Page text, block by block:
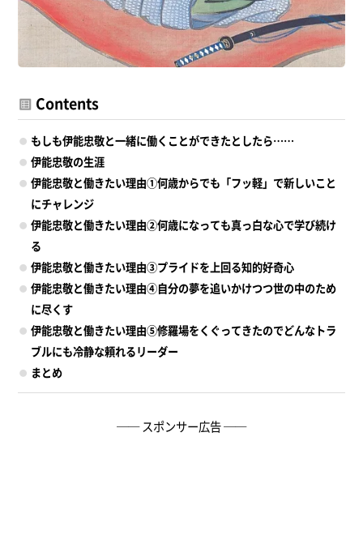
Contents
もしも伊能忠敬と一緒に働くことができたとしたら……
伊能忠敬の生涯
伊能忠敬と働きたい理由①何歳からでも「フッ軽」で新しいこと
にチャレンジ
伊能忠敬と働きたい理由②何歳になっても真っ白な心で学び続け
る
伊能忠敬と働きたい理由③プライドを上回る知的好奇心
伊能忠敬と働きたい理由④自分の夢を追いかけつつ世の中のため
に尽くす
伊能忠敬と働きたい理由⑤修羅場をくぐってきたのでどんなトラ
ブルにも冷静な頼れるリーダー
まとめ
── スポンサー広告 ──